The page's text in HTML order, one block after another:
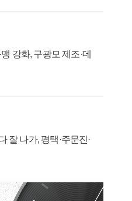
강화, 구광모 제조·데
잘 나가, 평택·주문진·